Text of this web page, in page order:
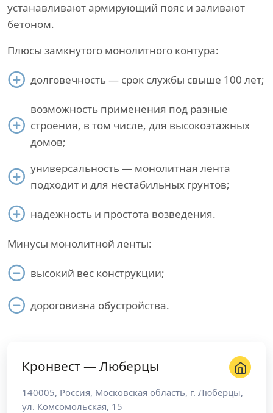
устанавливают армирующий пояс и заливают
бетоном.
Плюсы замкнутого монолитного контура:
долговечность — срок службы свыше 100 лет;
возможность применения под разные
строения, в том числе, для высокоэтажных
домов;
универсальность — монолитная лента
подходит и для нестабильных грунтов;
надежность и простота возведения.
Минусы монолитной ленты:
высокий вес конструкции;
дороговизна обустройства.
Кронвест — Люберцы
140005, Россия, Московская область, г. Люберцы,
ул. Комсомольская, 15